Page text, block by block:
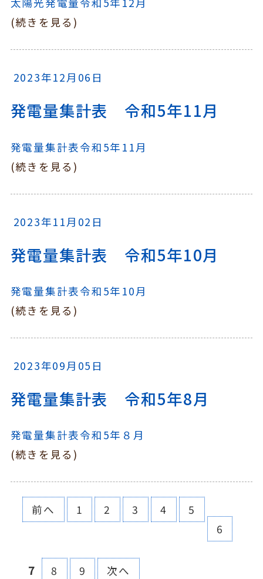
(続きを見る)
2023年12月06日
発電量集計表 令和5年11月
発電量集計表令和5年11月
(続きを見る)
2023年11月02日
発電量集計表 令和5年10月
発電量集計表令和5年10月
(続きを見る)
2023年09月05日
発電量集計表 令和5年8月
発電量集計表令和5年８月
(続きを見る)
前へ 1 2 3 4
5
6
7 8 9 次へ